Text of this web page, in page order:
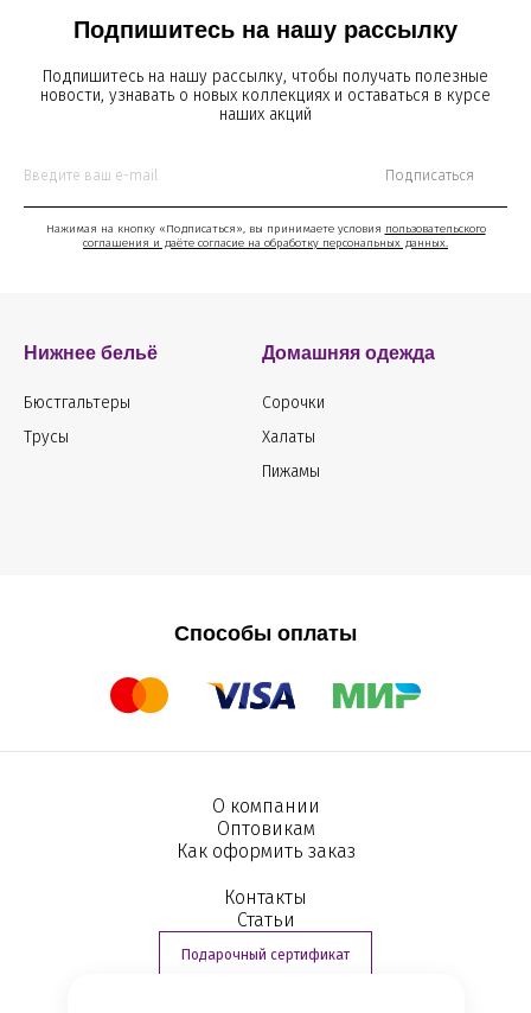
Подпишитесь на нашу рассылку
Подпишитесь на нашу рассылку, чтобы получать полезные
новости, узнавать о новых коллекциях и оставаться в курсе
наших акций
Подписаться
Нажимая на кнопку «Подписаться», вы принимаете условия пользовательского
соглашения и даёте согласие на обработку персональных данных.
Нижнее бельё
Бюстгальтеры
Трусы
Домашняя одежда
Сорочки
Халаты
Пижамы
Способы оплаты
О компании
Оптовикам
Как оформить заказ
Контакты
Статьи
Подарочный сертификат